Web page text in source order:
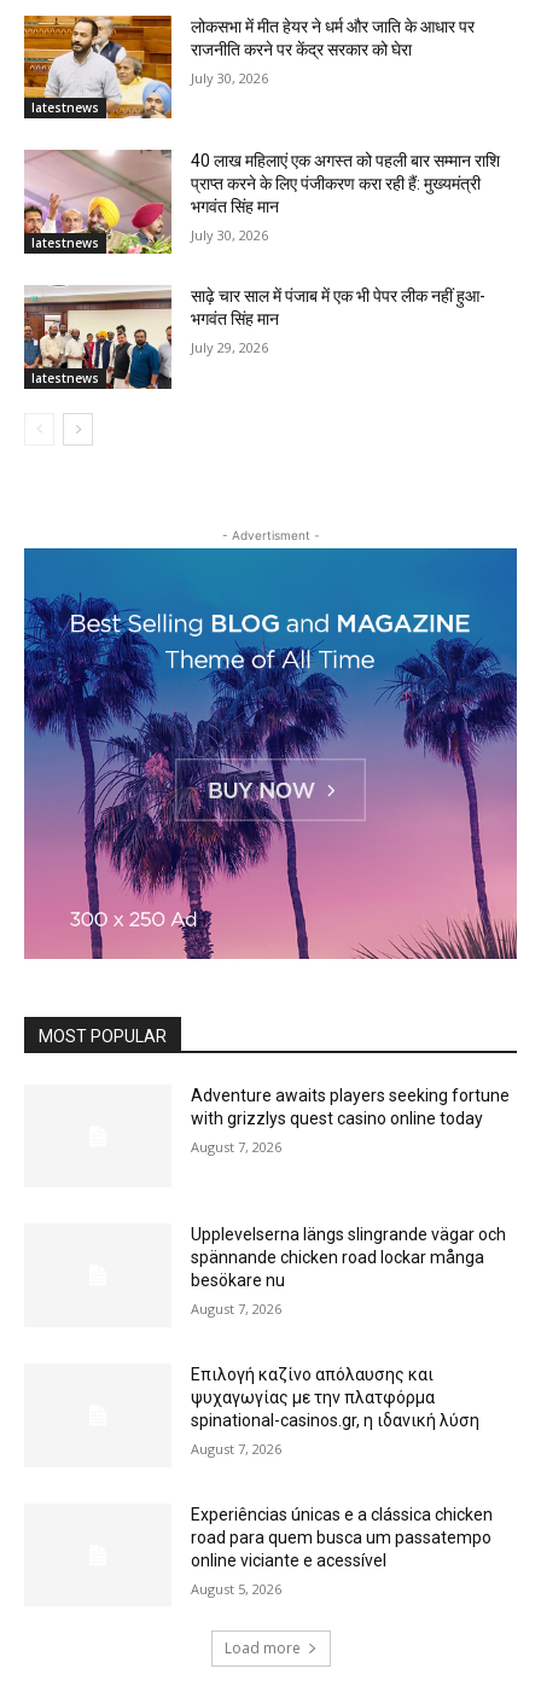
latestnews
लोकसभा में मीत हेयर ने धर्म और जाति के आधार पर
राजनीति करने पर केंद्र सरकार को घेरा
July 30, 2026
latestnews
40 लाख महिलाएं एक अगस्त को पहली बार सम्मान राशि
प्राप्त करने के लिए पंजीकरण करा रही हैं: मुख्यमंत्री
भगवंत सिंह मान
July 30, 2026
latestnews
साढ़े चार साल में पंजाब में एक भी पेपर लीक नहीं हुआ-
भगवंत सिंह मान
July 29, 2026
- Advertisment -
MOST POPULAR
Adventure awaits players seeking fortune
with grizzlys quest casino online today
August 7, 2026
Upplevelserna längs slingrande vägar och
spännande chicken road lockar många
besökare nu
August 7, 2026
Επιλογή καζίνο απόλαυσης και
ψυχαγωγίας με την πλατφόρμα
spinational-casinos.gr, η ιδανική λύση
August 7, 2026
Experiências únicas e a clássica chicken
road para quem busca um passatempo
online viciante e acessível
August 5, 2026
Load more